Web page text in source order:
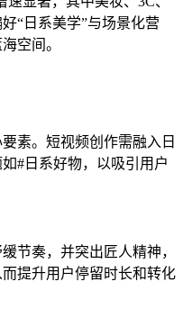
“日系美学”与场景化营
空间。
素。短视频创作需融入日
#日系好物，以吸引用户
节奏，并突出匠人精神，
提升用户停留时长和转化